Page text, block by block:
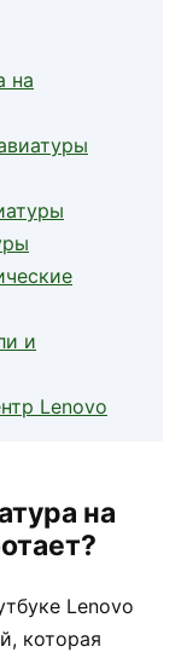
на
и
Lenovo
на
Lenovo
которая